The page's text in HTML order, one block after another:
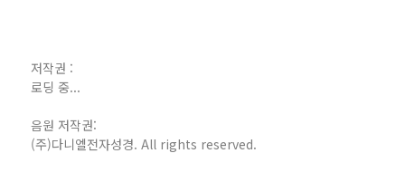
저작권 :
로딩 중...
음원 저작권:
(주)다니엘전자성경. All rights reserved.